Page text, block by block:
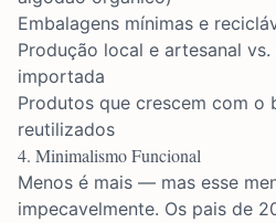
Embalagens mínimas e
Produção local e artesanal
importada
Produtos que crescem com o
reutilizados
4. Minimalismo Funcional
Menos é mais — mas esse
impecavelmente. Os pais de